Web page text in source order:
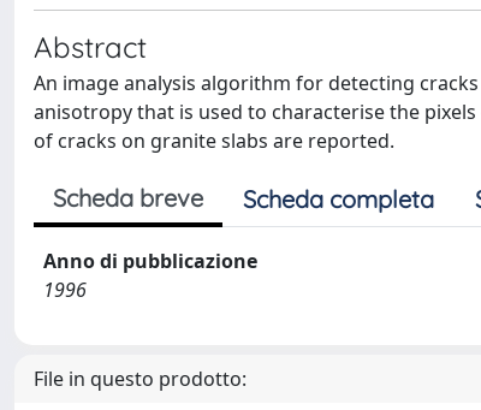
Abstract
An image analysis algorithm for detecting
anisotropy that is used to characterise the
of cracks on granite slabs are reported.
Scheda breve Scheda completa
Anno di pubblicazione
1996
File in questo prodotto: